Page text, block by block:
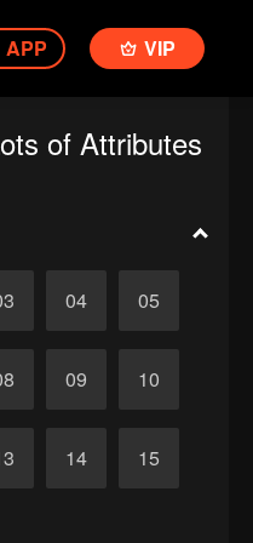
APP VIP
of Attributes
04 05
09 10
14 15